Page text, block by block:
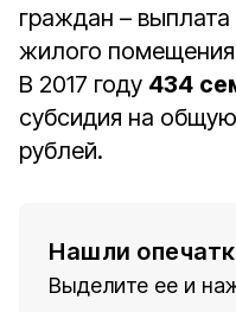
граждан –
жилого
В 2017 году 434
субсидия на
рублей.
Нашли
Выделите ее и